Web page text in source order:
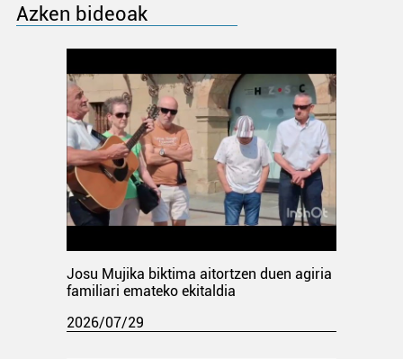
Azken bideoak
Josu Mujika biktima aitortzen duen agiria
familiari emateko ekitaldia
2026/07/29